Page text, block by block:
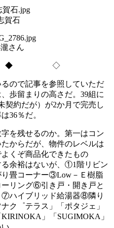
賀石
さん
◇
ので記事を参照していただ
歩留まりの高さだ。 39組に
契約だが）が2か月で完売し
36％だ。
を残せるのか。第一はコン
からだが、物件のレベルは
くぞ商品化できたもの
余裕はないが、①1 階リビン
畳コーナー③Low －Ｅ樹脂
リング⑥引き戸・開き戸と
⑦ハイブリッド給湯器⑧隣り
ク゜テラス」「ポタジェ」
KIRINOKA 」「 SUGIMOKA 」